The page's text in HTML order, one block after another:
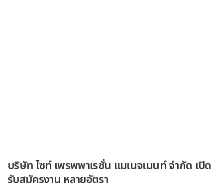
บริษัท ไซท์ เพรพพาเรชั่น แมเนจเมนท์ จำกัด เปิด
รับสมัครงาน หลายอัตรา